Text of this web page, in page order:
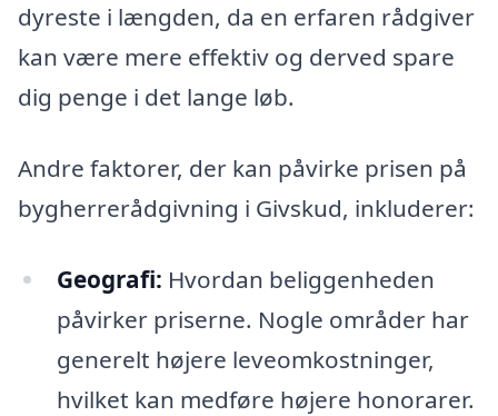
dyreste i længden, da en erfaren rådgiver
kan være mere effektiv og derved spare
dig penge i det lange løb.
Andre faktorer, der kan påvirke prisen på
bygherrerådgivning i Givskud, inkluderer:
Geografi: Hvordan beliggenheden
påvirker priserne. Nogle områder har
generelt højere leveomkostninger,
hvilket kan medføre højere honorarer.